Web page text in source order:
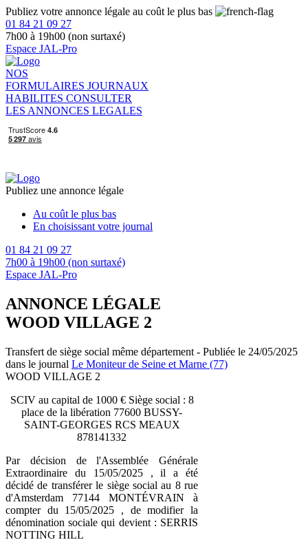
Publiez votre annonce légale au coût le plus bas
01 84 21 09 27
7h00 à 19h00 (non surtaxé)
Espace JAL-Pro
NOS
FORMULAIRES JOURNAUX
HABILITES CONSULTER
LES ANNONCES LEGALES
Publiez une annonce légale
Au coût le plus bas
En choisissant votre journal
01 84 21 09 27
7h00 à 19h00 (non surtaxé)
Espace JAL-Pro
ANNONCE LÉGALE
WOOD VILLAGE 2
Transfert de siège social même département - Publiée le 24/05/2025
dans le journal Le Moniteur de Seine et Marne (77)
WOOD VILLAGE 2
SCIV au capital de 1000 € Siège social : 8
place de la libération 77600 BUSSY-
SAINT-GEORGES RCS MEAUX
878141332
Par décision de l'Assemblée Générale
Extraordinaire du 15/05/2025 , il a été
décidé de transférer le siège social au 8 rue
d'Amsterdam 77144 MONTÉVRAIN à
compter du 15/05/2025 , de modifier la
dénomination sociale qui devient : SERRIS
NOTTING HILL